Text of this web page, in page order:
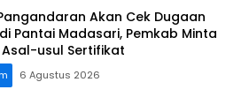
Akan Cek Dugaan
di Pantai Madasari, Pemkab Minta
Asal-usul Sertifikat
6 Agustus 2026